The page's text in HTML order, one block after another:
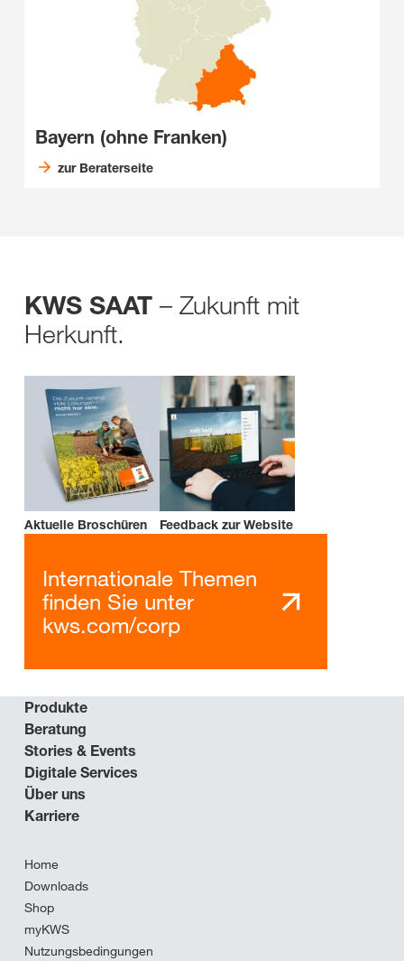
Bayern (ohne Franken)
zur Beraterseite
KWS SAAT – Zukunft mit
Herkunft.
Aktuelle Broschüren Feedback zur Website
Internationale Themen
finden Sie unter
kws.com/corp
Produkte
Beratung
Stories & Events
Digitale Services
Über uns
Karriere
Home
Downloads
Shop
myKWS
Nutzungsbedingungen